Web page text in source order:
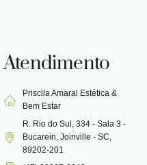
Atendimento
Priscila Amaral Estética &
Bem Estar
R. Rio do Sul, 334 - Sala 3 -
Bucarein, Joinville - SC,
89202-201